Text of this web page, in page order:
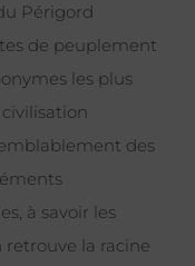
Périgord
de peuplement
les plus
des
à savoir les
retrouve la racine